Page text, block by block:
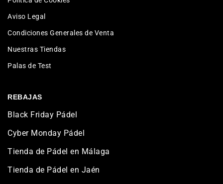
Aviso Legal
Condiciones Generales de Venta
Nuestras Tiendas
Palas de Test
REBAJAS
Black Friday Pádel
Cyber Monday Pádel
Tienda de Pádel en Málaga
Tienda de Pádel en Jaén